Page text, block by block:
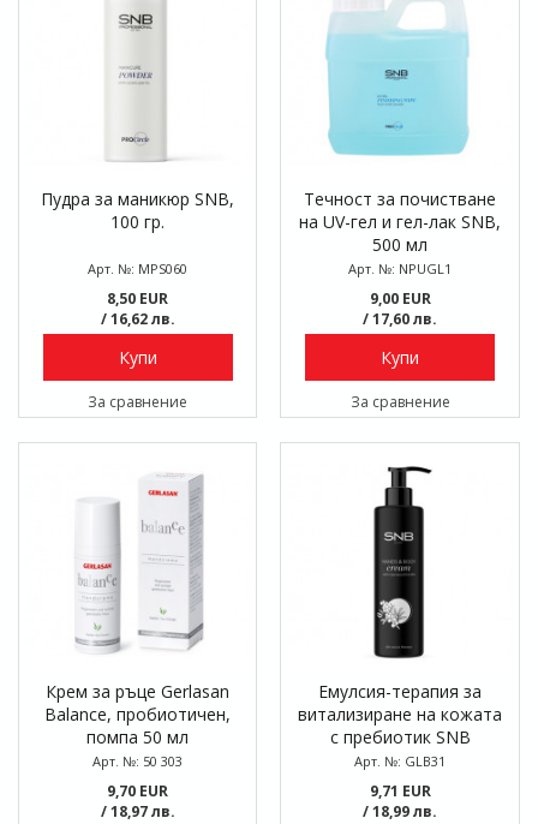
Пудра за маникюр SNB,
100 гр.
Арт. №: MPS060
8,50 EUR
/ 16,62 лв.
Купи
За сравнение
Течност за почистване
на UV-гел и гел-лак SNB,
500 мл
Арт. №: NPUGL1
9,00 EUR
/ 17,60 лв.
Купи
За сравнение
Крем за ръце Gerlasan
Balance, пробиотичен,
помпа 50 мл
Арт. №: 50 303
9,70 EUR
/ 18,97 лв.
Емулсия-терапия за
витализиране на кожата
с пребиотик SNB
Therapy, 200 мл
Арт. №: GLB31
9,71 EUR
/ 18,99 лв.